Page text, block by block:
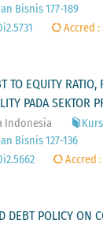
Bisnis 177-189
Accred
TO EQUITY
PADA SEKTOR
Indonesia
Bisnis 127-136
Accred
DEBT POLICY ON